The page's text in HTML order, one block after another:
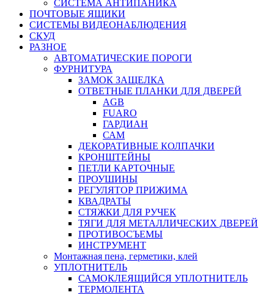
СИСТЕМА АНТИПАНИКА
ПОЧТОВЫЕ ЯЩИКИ
СИСТЕМЫ ВИДЕОНАБЛЮДЕНИЯ
СКУД
РАЗНОЕ
АВТОМАТИЧЕСКИЕ ПОРОГИ
ФУРНИТУРА
ЗАМОК ЗАЩЕЛКА
ОТВЕТНЫЕ ПЛАНКИ ДЛЯ ДВЕРЕЙ
AGB
FUARO
ГАРДИАН
САМ
ДЕКОРАТИВНЫЕ КОЛПАЧКИ
КРОНШТЕЙНЫ
ПЕТЛИ КАРТОЧНЫЕ
ПРОУШИНЫ
РЕГУЛЯТОР ПРИЖИМА
КВАДРАТЫ
СТЯЖКИ ДЛЯ РУЧЕК
ТЯГИ ДЛЯ МЕТАЛЛИЧЕСКИХ ДВЕРЕЙ
ПРОТИВОСЪЕМЫ
ИНСТРУМЕНТ
Монтажная пена, герметики, клей
УПЛОТНИТЕЛЬ
САМОКЛЕЯЩИЙСЯ УПЛОТНИТЕЛЬ
ТЕРМОЛЕНТА